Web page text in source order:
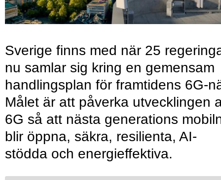
Sverige finns med när 25
nu samlar sig kring en gemensam
handlingsplan för framtidens 6G-
Målet är att påverka utvecklingen
6G så att nästa generations
blir öppna, säkra, resilienta, AI-
stödda och energieffektiva.